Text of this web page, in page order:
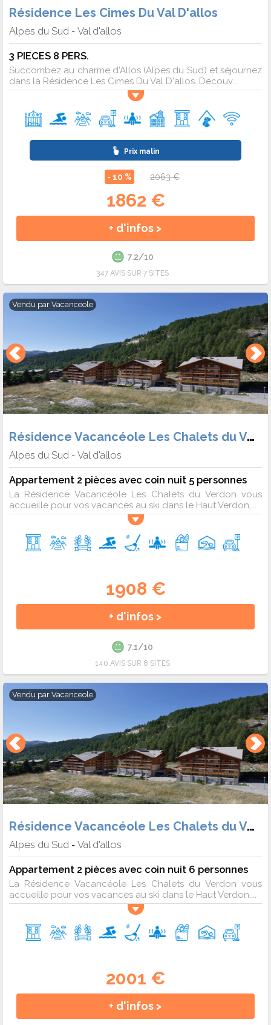
Résidence Les Cimes Du Val D'allos
Alpes du Sud - Val d'allos
3 PIECES 8 PERS.
Succombez au charme d'Allos (Alpes du Sud) et séjournez
dans la Résidence Les Cimes Du Val D'allos. Découv...
Prix malin
- 10 % 2063 €
1862 €
+ d'infos >
7.2/10
347 AVIS SUR 7 SITES
Vendu par Vacanceole
Résidence Vacancéole Les Chalets du Verdon
Alpes du Sud - Val d'allos
Appartement 2 pièces avec coin nuit 5 personnes
La Résidence Vacancéole Les Chalets du Verdon vous
accueille pour vos vacances au ski dans le Haut Verdon,...
1908 €
+ d'infos >
7.1/10
140 AVIS SUR 8 SITES
Vendu par Vacanceole
Résidence Vacancéole Les Chalets du Verdon
Alpes du Sud - Val d'allos
Appartement 2 pièces avec coin nuit 6 personnes
La Résidence Vacancéole Les Chalets du Verdon vous
accueille pour vos vacances au ski dans le Haut Verdon,...
2001 €
+ d'infos >